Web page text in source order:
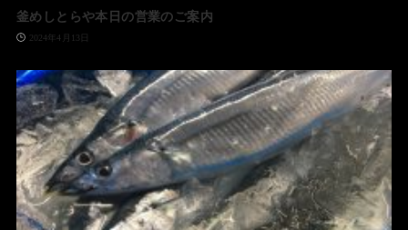
釜めしとらや本日の営業のご案内
2024年4月13日